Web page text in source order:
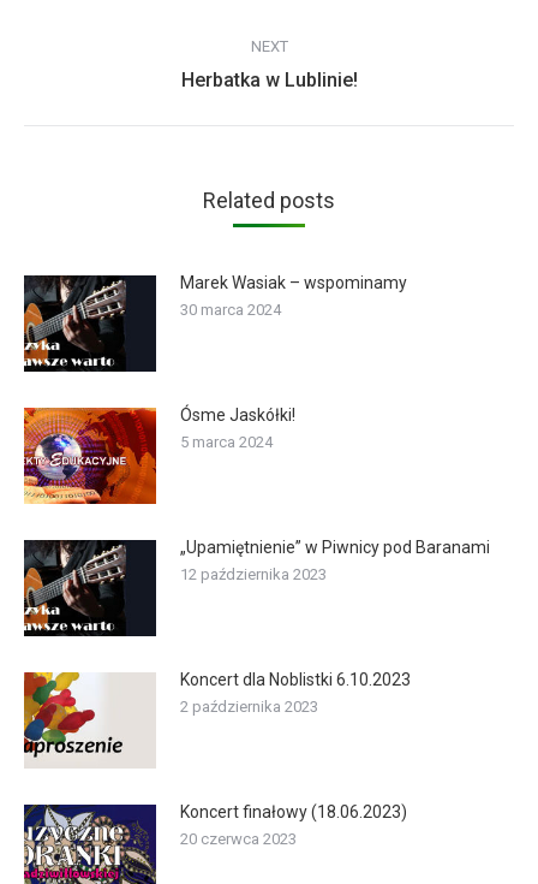
NEXT
Next
Herbatka w Lublinie!
Related posts
Marek Wasiak – wspominamy
30 marca 2024
Ósme Jaskółki!
5 marca 2024
„Upamiętnienie” w Piwnicy pod Baranami
12 października 2023
Koncert dla Noblistki 6.10.2023
2 października 2023
Koncert finałowy (18.06.2023)
20 czerwca 2023